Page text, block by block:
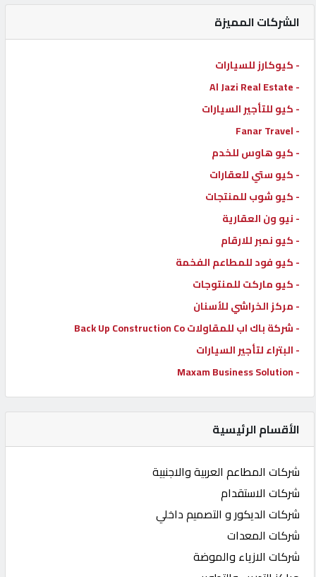
كيو
ماركت
الدليل
القطري
POWERED
QHOST
الشركات المميزة
- كيوكارز للسيارات
- Al Jazi Real Estate
- كيو للتأجير السيارات
- Fanar Travel
- كيو هاوس للخدم
- كيو ستي للعقارات
- كيو شوب للمنتجات
- نيو ون العقارية
- كيو نمبر للارقام
- كيو فود للمطاعم الفخمة
- كيو ماركت للمنتوجات
- مركز الخراشي للأسنان
- شركة باك اب للمقاولات Back Up Construction Co
- البتراء لتأجير السيارات
- Maxam Business Solution
الأقسام الرئيسية
شركات المطاعم العربية والاجنبية
شركات الاستقدام
شركات الديكور و التصميم داخلي
شركات المعدات
شركات الازياء والموضة